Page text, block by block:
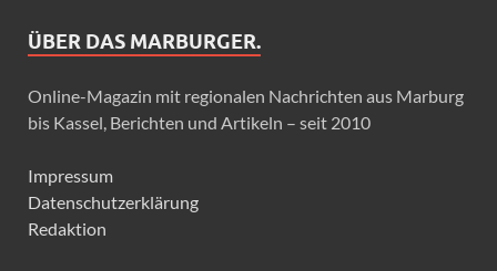
ÜBER DAS MARBURGER.
Online-Magazin mit regionalen Nachrichten aus Marburg
bis Kassel, Berichten und Artikeln – seit 2010
Impressum
Datenschutzerklärung
Redaktion